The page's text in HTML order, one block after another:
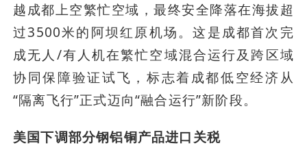
越成都上空繁忙空域，最终安全降落在海拔超
过3500米的阿坝红原机场。这是成都首次完
成无人/有人机在繁忙空域混合运行及跨区域
协同保障验证试飞，标志着成都低空经济从
“隔离飞行”正式迈向“融合运行”新阶段。
美国下调部分钢铝铜产品进口关税